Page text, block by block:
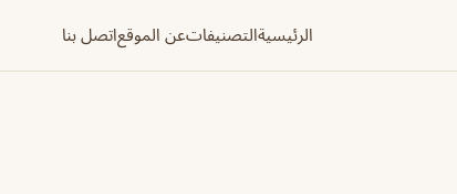
الرئيسيةالتصنيفاتعن الموقعاتصل بنا